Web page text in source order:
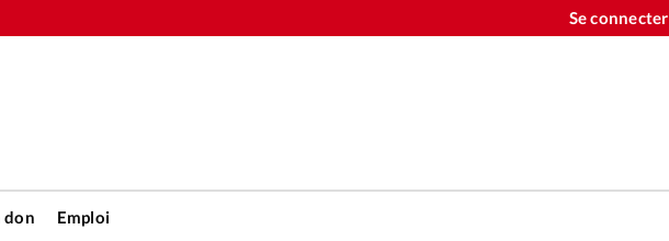
Se connecter
don Emploi